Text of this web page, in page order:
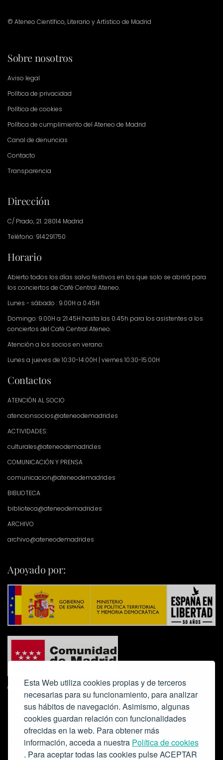
Esta Web utiliza cookies propias y de terceros
necesarias para su funcionamiento, para analizar
sus hábitos de navegación. Asimismo, algunas
cookies guardan relación con funcionalidades
ofrecidas en la web. Para obtener más
información, acceda a nuestra Política de cookies
. Para aceptar todas las cookies pulse ACEPTAR
© Ateneo Científico, Literario y Artístico de Madrid
Sobre nosotros
Aviso legal
Política de privacidad
Política de cookies
Política de cumplimiento del Ateneo de Madrid
Canal de denuncias
Contacto
Transparencia
Dirección
C/ Prado, 21. 28014 Madrid
Teléfono: 914291750
Horario
Abierto todos los días salvo festivos en los que solo se abrirá para
los conciertos de Café Central Ateneo.
Lunes - sábado : 9.00H a 0.45H
Domingo: 9.00H a 21.45H hasta las 0.45h para los asistentes a los
conciertos del Café Central Ateneo.
Atención a los socios en verano:
Lunes a jueves de 10:30-14:00H | viernes 10:30-15:00H
Contactos
ATENCIÓN AL SOCIO
atencionsocios@ateneodemadrid.es
ACTIVIDADES:
culturales@ateneodemadrid.es
COMUNICACIÓN Y PRENSA
comunicacion@ateneodemadrid.es
BIBLIOTECA
biblioteca@ateneodemadrid.es
ARCHIVO
archivo@ateneodemadrid.es
Apoyado por:
Colabora: